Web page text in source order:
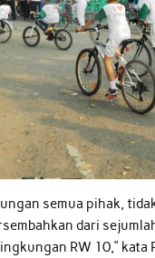
semua pihak,
dari
RW 10,” kata